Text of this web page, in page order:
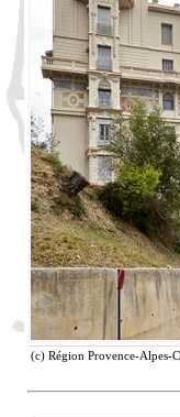
(c) Région Provence-Alpes-